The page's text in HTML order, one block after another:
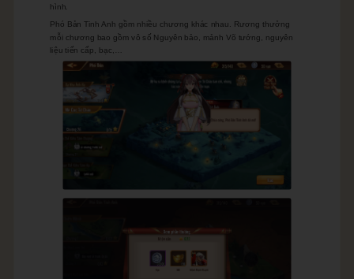
hình.
Phó Bản Tinh Anh gồm nhiều chương khác nhau. Rương thưởng
mỗi chương bao gồm vô số Nguyên bảo, mảnh Võ tướng, nguyên
liệu tiến cấp, bạc,…